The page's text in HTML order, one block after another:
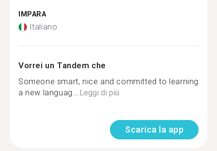
IMPARA
Italiano
Vorrei un Tandem che
Someone smart, nice and committed to learning
a new languag...Leggi di più
Scarica la app